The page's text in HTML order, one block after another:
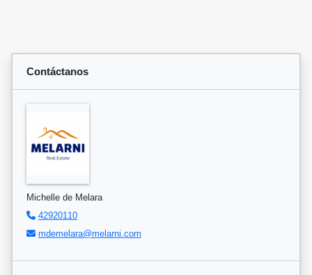
Contáctanos
Michelle de Melara
42920110
mdemelara@melarni.com